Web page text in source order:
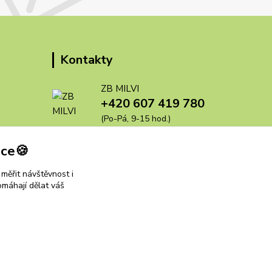
Kontakty
ZB MILVI
+420 607 419 780
(Po-Pá, 9-15 hod.)
návštěvnost i
dělat váš